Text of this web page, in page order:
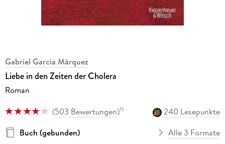
Gabriel García Márquez
Liebe in den Zeiten der Cholera
Roman
(503 Bewertungen)15
240 Lesepunkte
Buch (gebunden)
Alle 3 Formate